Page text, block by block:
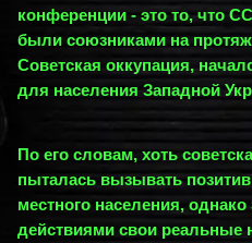
конференции - это то, что
были союзниками на
Советская оккупация,
для населения Западной
По его словам, хоть
пыталась вызывать
местного населения,
действиями свои реальные